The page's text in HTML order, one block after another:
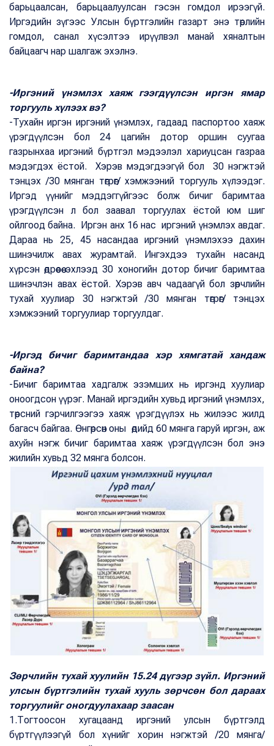
барьцаалсан, барьцаалуулсан гэсэн гомдол ирээгүй.
Иргэдийн зүгээс Улсын бүртгэлийн газарт энэ төрлийн
гомдол, санал хүсэлтээ ирүүлвэл манай хяналтын
байцаагч нар шалгаж эхэлнэ.
-Иргэний үнэмлэх хаяж гээгдүүлсэн иргэн ямар
торгууль хүлээх вэ?
-Тухайн иргэн иргэний үнэмлэх, гадаад паспортоо хаяж
үрэгдүүлсэн бол 24 цагийн дотор оршин суугаа
газрынхаа иргэний бүртгэл мэдээлэл хариуцсан газраа
мэдэгдэх ёстой. Хэрэв мэдэгдээгүй бол 30 нэгжтэй
тэнцэх /30 мянган төгрөг/ хэмжээний торгууль хүлээдэг.
Иргэд үүнийг мэддэггүйгээс болж бичиг баримтаа
үрэгдүүлсэн л бол заавал торгуулах ёстой юм шиг
ойлгоод байна. Иргэн анх 16 нас иргэний үнэмлэх авдаг.
Дараа нь 25, 45 насандаа иргэний үнэмлэхээ дахин
шинэчилж авах журамтай. Ингэхдээ тухайн насанд
хүрсэн өдрөөсөө эхлээд 30 хоногийн дотор бичиг баримтаа
шинэчлэн авах ёстой. Хэрэв авч чадаагүй бол зөрчлийн
тухай хуулиар 30 нэгжтэй /30 мянган төгрөг/ тэнцэх
хэмжээний торгуулиар торгуулдаг.
-Иргэд бичиг баримтандаа хэр хямгатай хандаж
байна?
-Бичиг баримтаа хадгалж эзэмших нь иргэнд хуулиар
оноогдсон үүрэг. Манай иргэдийн хувьд иргэний үнэмлэх,
төрсний гэрчилгээгээ хаяж үрэгдүүлэх нь жилээс жилд
багасч байгаа. Өнгөрсөн оны өдийд 60 мянга гаруй иргэн, аж
ахуйн нэгж бичиг баримтаа хаяж үрэгдүүлсэн бол энэ
жилийн хувьд 32 мянга болсон.
Зөрчлийн тухай хуулийн 15.24 дүгээр зүйл. Иргэний
улсын бүртгэлийн тухай хууль зөрчсөн бол дараах
торгуулийг оногдуулахаар заасан
1.Тогтоосон хугацаанд иргэний улсын бүртгэлд
бүртгүүлээгүй бол хүнийг хорин нэгжтэй /20 мянга/